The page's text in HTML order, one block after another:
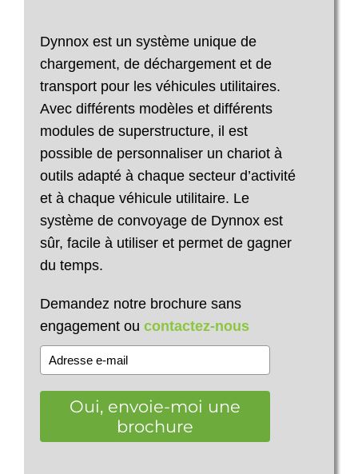
Dynnox est un système unique de
chargement, de déchargement et de
transport pour les véhicules utilitaires.
Avec différents modèles et différents
modules de superstructure, il est
possible de personnaliser un chariot à
outils adapté à chaque secteur d’activité
et à chaque véhicule utilitaire. Le
système de convoyage de Dynnox est
sûr, facile à utiliser et permet de gagner
du temps.
Demandez notre brochure sans
engagement ou contactez-nous
Oui, envoie-moi une
brochure